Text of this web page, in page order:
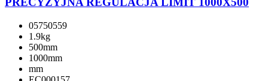
05750559
1.9kg
500mm
1000mm
mm